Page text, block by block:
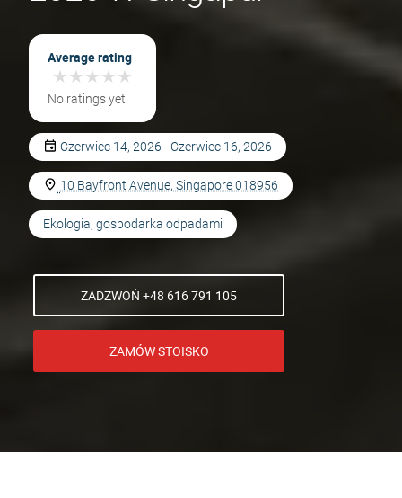
Average rating
★★★★★
★★★★★
No ratings yet
Czerwiec 14, 2026 - Czerwiec 16, 2026
10 Bayfront Avenue, Singapore 018956
Ekologia, gospodarka odpadami
ZADZWOŃ +48 616 791 105
ZAMÓW STOISKO